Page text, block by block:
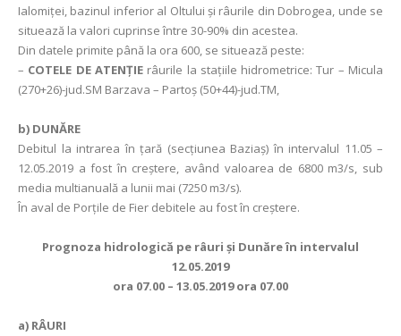
Ialomiţei, bazinul inferior al Oltului şi râurile din Dobrogea, unde se
situează la valori cuprinse între 30-90% din acestea.
Din datele primite până la ora 600, se situează peste:
– COTELE DE ATENŢIErâurile la stațiile hidrometrice: Tur – Micula
(270+26)-jud.SM Barzava – Partoş (50+44)-jud.TM,
b) DUNĂRE
Debitul la intrarea în ţară (secţiunea Baziaş) în intervalul 11.05 –
12.05.2019 a fost în creștere, având valoarea de 6800 m3/s, sub
media multianuală a lunii mai (7250 m3/s).
În aval de Porţile de Fier debitele au fost în creștere.
Prognoza hidrologică pe râuri şi Dunăre în intervalul
12.05.2019
ora 07.00 – 13.05.2019 ora 07.00
a) RÂURI